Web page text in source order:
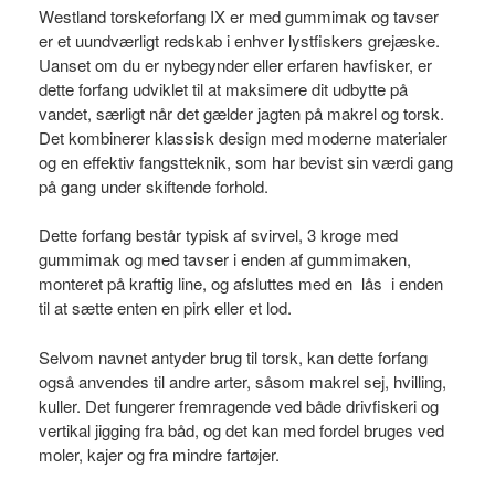
Westland torskeforfang IX er med gummimak og tavser
er et uundværligt redskab i enhver lystfiskers grejæske.
Uanset om du er nybegynder eller erfaren havfisker, er
dette forfang udviklet til at maksimere dit udbytte på
vandet, særligt når det gælder jagten på makrel og torsk.
Det kombinerer klassisk design med moderne materialer
og en effektiv fangstteknik, som har bevist sin værdi gang
på gang under skiftende forhold.
Dette forfang består typisk af svirvel, 3 kroge med
gummimak og med tavser i enden af gummimaken,
monteret på kraftig line, og afsluttes med en lås i enden
til at sætte enten en pirk eller et lod.
Selvom navnet antyder brug til torsk, kan dette forfang
også anvendes til andre arter, såsom makrel sej, hvilling,
kuller. Det fungerer fremragende ved både drivfiskeri og
vertikal jigging fra båd, og det kan med fordel bruges ved
moler, kajer og fra mindre fartøjer.